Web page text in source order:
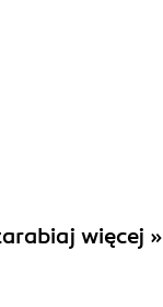
więcej »